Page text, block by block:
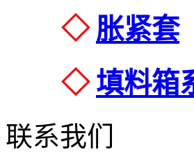
◇ 胀紧套
◇ 填料箱
联系我们